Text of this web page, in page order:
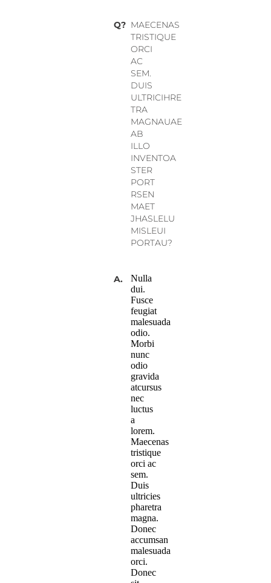
Q? MAECENAS
TRISTIQUE
ORCI
AC
SEM.
DUIS
ULTRICIHRE
TRA
MAGNAUAE
AB
ILLO
INVENTOA
STER
PORT
RSEN
MAET
JHASLELU
MISLEUI
PORTAU?
A.
Nulla
dui.
Fusce
feugiat
malesuada
odio.
Morbi
nunc
odio
gravida
atcursus
nec
luctus
a
lorem.
Maecenas
tristique
orci ac
sem.
Duis
ultricies
pharetra
magna.
Donec
accumsan
malesuada
orci.
Donec